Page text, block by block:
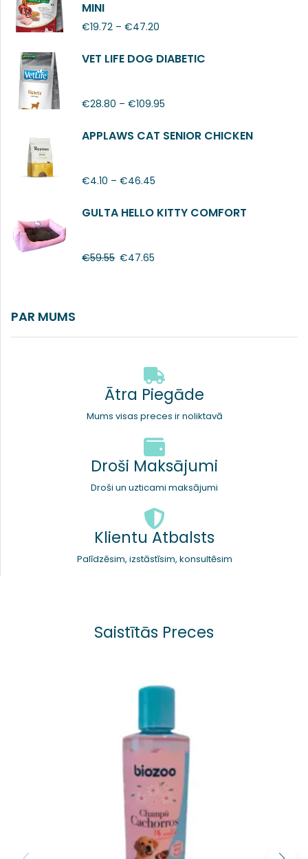
MINI
€19.72 – €47.20
VET LIFE DOG DIABETIC
€28.80 – €109.95
APPLAWS CAT SENIOR CHICKEN
€4.10 – €46.45
GULTA HELLO KITTY COMFORT
€59.55 €47.65
PAR MUMS
Ātra Piegāde
Mums visas preces ir noliktavā
Droši Maksājumi
Droši un uzticami maksājumi
Klientu Atbalsts
Palīdzēsim, izstāstīsim, konsultēsim
Saistītās Preces